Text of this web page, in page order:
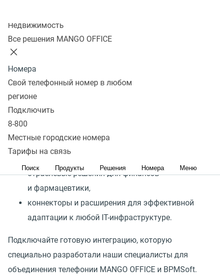
Недвижимость
Все решения MANGO OFFICE
Номера
Свой телефонный номер в любом
регионе
Подключить
8-800
Местные городские номера
Тарифы на связь
Поиск Продукты Решения Номера Меню
управления бизнес-процессами и создания
Платформа содержит:
инструменты для гибкой настройки и адаптации
готовые бизнес-приложения для управления
отраслевые решения для финансов
и фармацевтики,
коннекторы и расширения для эффективной
адаптации к любой IT-инфраструктуре.
Подключайте готовую интеграцию, которую
специально разработали наши специалисты для
объединения телефонии MANGO OFFICE и BPMSoft.